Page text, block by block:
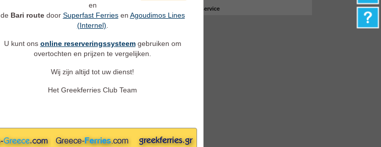
Ferry Schema’s, reistijden, ferry beschikbaarheid, ticketprijzen, ferry info en service
Heenreis Retour
Camping aan Boord
Terugreis
en
de Bari routedoor Superfast Ferriesen Agoudimos Lines
(Internel)
U kunt ons online reserveringssysteemgebruiken om
overtochten en prijzen te vergelijken.
Wij zijn altijd tot uw dienst!
Het Greekferries Club Team